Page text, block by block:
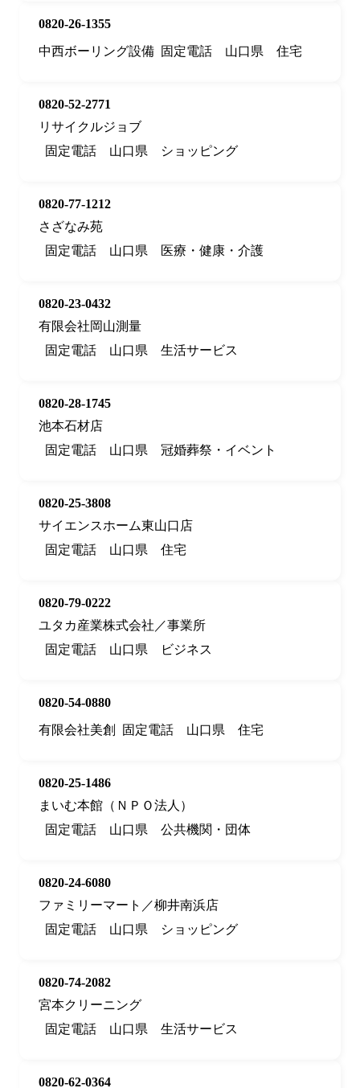
0820-26-1355
中西ボーリング設備 固定電話 山口県 住宅
0820-52-2771
リサイクルジョブ
固定電話
山口県 ショッピング
0820-77-1212
さざなみ苑
固定電話
山口県 医療・健康・介護
0820-23-0432
有限会社岡山測量
固定電話
山口県 生活サービス
0820-28-1745
池本石材店
固定電話
山口県 冠婚葬祭・イベント
0820-25-3808
サイエンスホーム東山口店
固定電話
山口県 住宅
0820-79-0222
ユタカ産業株式会社／事業所
固定電話
山口県 ビジネス
0820-54-0880
有限会社美創
固定電話 山口県 住宅
0820-25-1486
まいむ本館（ＮＰＯ法人）
固定電話
山口県 公共機関・団体
0820-24-6080
ファミリーマート／柳井南浜店
固定電話
山口県 ショッピング
0820-74-2082
宮本クリーニング
固定電話
山口県 生活サービス
0820-62-0364